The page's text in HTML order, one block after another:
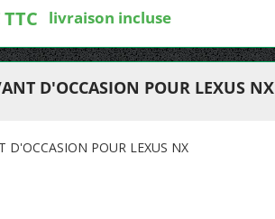
livraison incluse
D'OCCASION POUR LEXUS NX
D'OCCASION POUR LEXUS NX